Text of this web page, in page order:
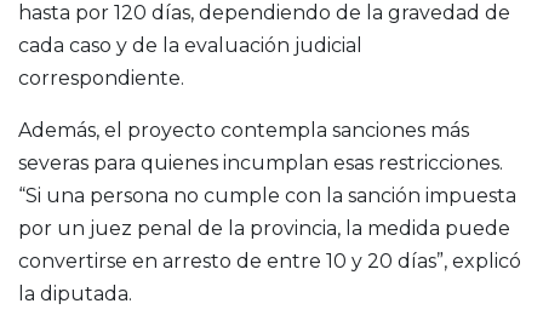
hasta por 120 días, dependiendo de la gravedad de
cada caso y de la evaluación judicial
correspondiente.
Además, el proyecto contempla sanciones más
severas para quienes incumplan esas restricciones.
“Si una persona no cumple con la sanción impuesta
por un juez penal de la provincia, la medida puede
convertirse en arresto de entre 10 y 20 días”, explicó
la diputada.